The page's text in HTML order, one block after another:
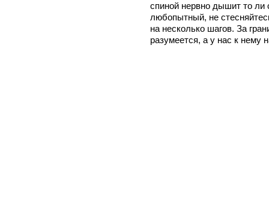
спиной нервно дышит то ли
любопытный, не
на несколько шагов. За
разумеется, а у нас к нему